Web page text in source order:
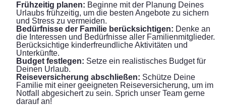
Frühzeitig planen: Beginne mit der Planung Deines
Urlaubs frühzeitig, um die besten Angebote zu sichern
und Stress zu vermeiden.
Bedürfnisse der Familie berücksichtigen: Denke an
die Interessen und Bedürfnisse aller Familienmitglieder.
Berücksichtige kinderfreundliche Aktivitäten und
Unterkünfte.
Budget festlegen: Setze ein realistisches Budget für
Deinen Urlaub.
Reiseversicherung abschließen: Schütze Deine
Familie mit einer geeigneten Reiseversicherung, um im
Notfall abgesichert zu sein. Sprich unser Team gerne
darauf an!